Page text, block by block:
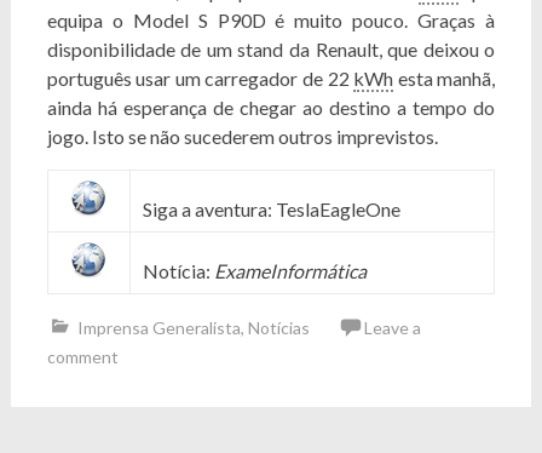
equipa o Model S P90D é muito pouco. Graças à
disponibilidade de um stand da Renault, que deixou o
português usar um carregador de 22 kWh esta manhã,
ainda há esperança de chegar ao destino a tempo do
jogo. Isto se não sucederem outros imprevistos.
Siga a aventura: TeslaEagleOne
Notícia: ExameInformática
Imprensa Generalista, Notícias
Leave a
comment